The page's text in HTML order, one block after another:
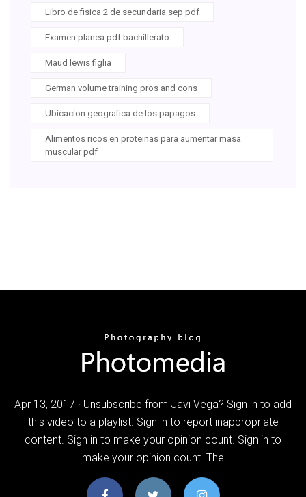
Libro de fisica 2 de secundaria sep pdf
Examen planea pdf bachillerato
Maud lewis figlia
German volume training pros and cons
Ubicacion geografica de los papagos
Alimentos ricos en proteinas para aumentar masa
muscular pdf
Apr 13, 2017 · Unsubscribe from Javi Vega? Sign in to add
this video to a playlist. Sign in to report inappropriate
content. Sign in to make your opinion count. Sign in to
make your opinion count. The